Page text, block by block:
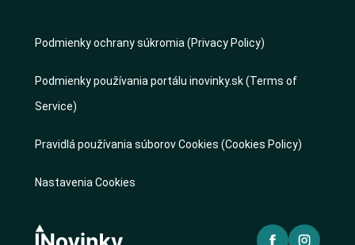
Podmienky ochrany súkromia (Privacy Policy)
Podmienky používania portálu inovinky.sk (Terms of
Service)
Pravidlá používania súborov Cookies (Cookies Policy)
Nastavenia Cookies